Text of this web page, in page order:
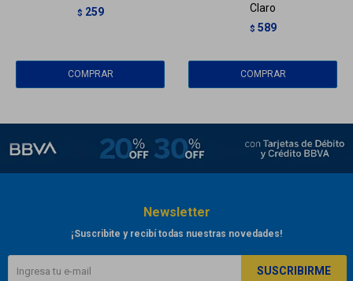
$ 259
Claro
$ 589
Newsletter
¡Suscribite y recibí todas nuestras novedades!
SUSCRIBIRME